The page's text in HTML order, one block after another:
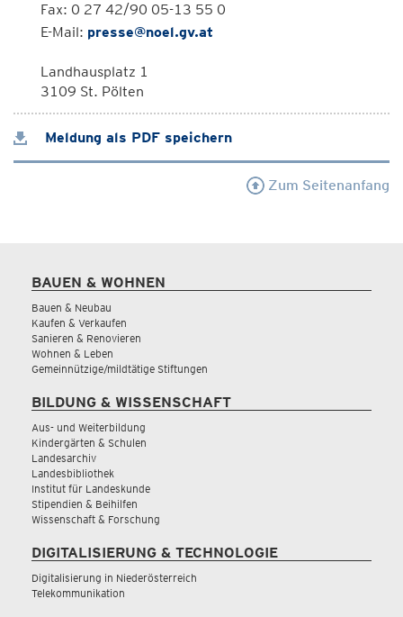
Fax: 0 27 42/90 05-13 55 0
E-Mail: presse@noel.gv.at
Landhausplatz 1
3109 St. Pölten
Meldung als PDF speichern
Zum Seitenanfang
BAUEN & WOHNEN
Bauen & Neubau
Kaufen & Verkaufen
Sanieren & Renovieren
Wohnen & Leben
Gemeinnützige/mildtätige Stiftungen
BILDUNG & WISSENSCHAFT
Aus- und Weiterbildung
Kindergärten & Schulen
Landesarchiv
Landesbibliothek
Institut für Landeskunde
Stipendien & Beihilfen
Wissenschaft & Forschung
DIGITALISIERUNG & TECHNOLOGIE
Digitalisierung in Niederösterreich
Telekommunikation